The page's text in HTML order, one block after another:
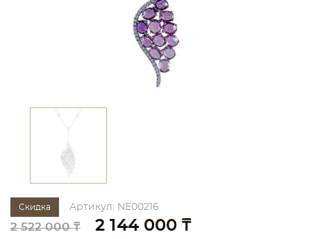
Скидка Артикул: NE00216
2 522 000 ₸ 2 144 000 ₸